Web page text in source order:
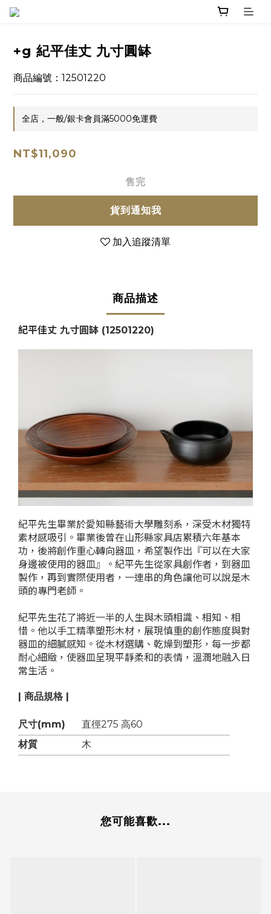
+g 紀平佳丈 九寸圓缽
商品編號：12501220
全店，一般/銀卡會員滿5000免運費
NT$11,090
售完
貨到通知我
加入追蹤清單
商品描述
紀平佳丈 九寸圓缽 (12501220)
紀平先生畢業於愛知縣藝術大學雕刻系，深受木材獨特
素材感吸引。畢業後曾在山形縣家具店累積六年基本
功，後將創作重心轉向器皿，希望製作出『可以在大家
身邊被使用的器皿』。紀平先生從家具創作者，到器皿
製作，再到實際使用者，一連串的角色讓他可以說是木
頭的專門老師。
紀平先生花了將近一半的人生與木頭相識、相知、相
惜。他以手工精準塑形木材，展現慎重的創作態度與對
器皿的細膩感知。從木材選購、乾燥到塑形，每一步都
耐心細緻，使器皿呈現平靜柔和的表情，溫潤地融入日
常生活。
| 商品規格 |
尺寸(mm)
直徑275 高60
材質
木
您可能喜歡...